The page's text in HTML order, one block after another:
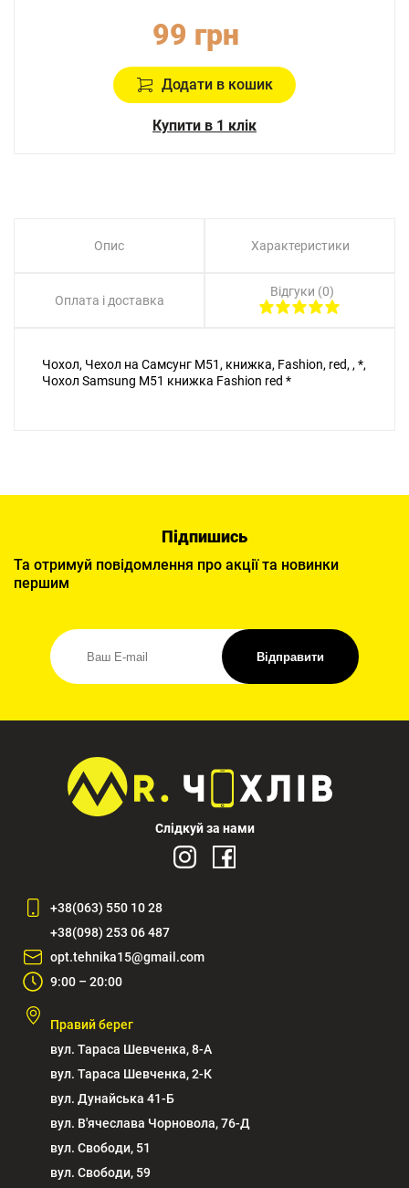
99 грн
Додати в кошик
Купити в 1 клік
Опис Характеристики
Оплата і доставка
Відгуки (0)
Чохол, Чехол на Самсунг M51, книжка, Fashion, red, , *,
Чохол Samsung M51 книжка Fashion red *
Підпишись
Та отримуй повідомлення про акції та новинки
першим
Відправити
Слідкуй за нами
+38(063) 550 10 28
+38(098) 253 06 487
opt.tehnika15@gmail.com
9:00 – 20:00
Правий берег
вул. Тараса Шевченка, 8-А
вул. Тараса Шевченка, 2-К
вул. Дунайська 41-Б
вул. В'ячеслава Чорновола, 76-Д
вул. Свободи, 51
вул. Свободи, 59